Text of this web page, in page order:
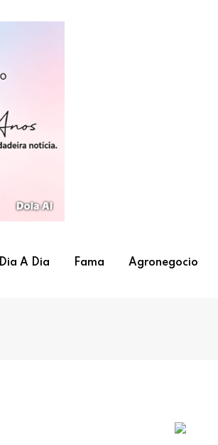
Dia A Dia Fama Agronegocio